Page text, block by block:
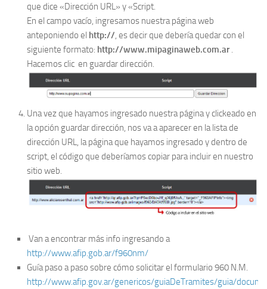
que dice «Dirección URL» y «Script.
En el campo vacío, ingresamos nuestra página web
anteponiendo el http://, es decir que debería quedar con el
siguiente formato: http://www.mipaginaweb.com.ar.
Hacemos clic en guardar dirección.
Una vez que hayamos ingresado nuestra página y clickeado en
la opción guardar dirección, nos va a aparecer en la lista de
dirección URL, la página que hayamos ingresado y dentro de
script, el código que deberíamos copiar para incluir en nuestro
sitio web.
Van a encontrar más info ingresando a
http://www.afip.gob.ar/f960nm/
Guía paso a paso sobre cómo solicitar el formulario 960 N.M.
http://www.afip.gov.ar/genericos/guiaDeTramites/guia/